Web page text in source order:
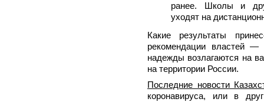
ранее. Школы и
уходят на
Какие результаты
рекомендации властей
надежды возлагаются на
на территории России.
Последние новости
коронавируса, или в